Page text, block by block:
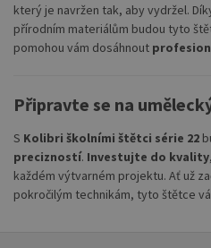
který je navržen tak, aby vydržel.
přírodním materiálům budou tyto
pomohou vám dosáhnout
Připravte se na
S Kolibri školními štětci série 22
precizností. Investujte do kvality
každém výtvarném projektu. Ať už
pokročilým technikám, tyto štětce